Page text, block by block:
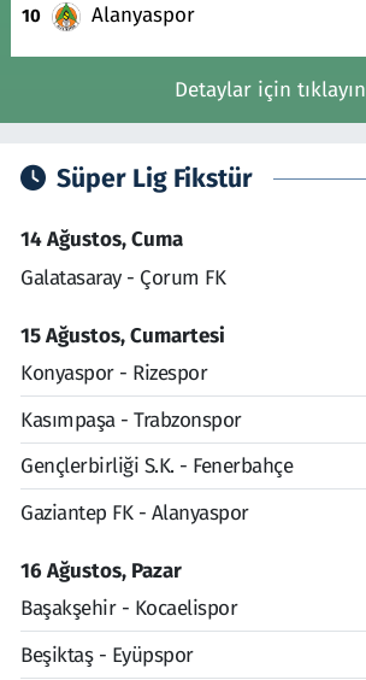
10 Alanyaspor
Detaylar için tıklayın
Süper Lig Fikstür
14 Ağustos, Cuma
Galatasaray - Çorum FK
15 Ağustos, Cumartesi
Konyaspor - Rizespor
Kasımpaşa - Trabzonspor
Gençlerbirliği S.K. - Fenerbahçe
Gaziantep FK - Alanyaspor
16 Ağustos, Pazar
Başakşehir - Kocaelispor
Beşiktaş - Eyüpspor